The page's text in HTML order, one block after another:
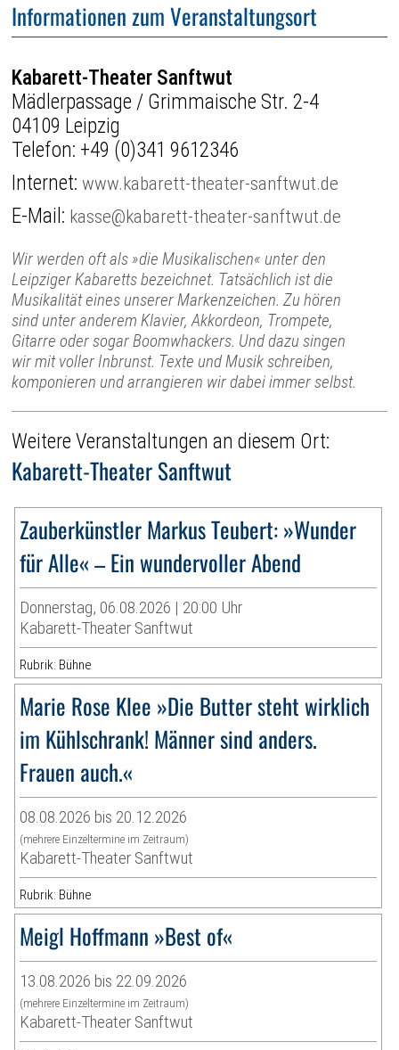
Informationen zum Veranstaltungsort
Kabarett-Theater Sanftwut
Mädlerpassage / Grimmaische Str. 2-4
04109 Leipzig
Telefon: +49 (0)341 9612346
Internet:www.kabarett-theater-sanftwut.de
E-Mail: kasse@kabarett-theater-sanftwut.de
Wir werden oft als »die Musikalischen« unter den
Leipziger Kabaretts bezeichnet. Tatsächlich ist die
Musikalität eines unserer Markenzeichen. Zu hören
sind unter anderem Klavier, Akkordeon, Trompete,
Gitarre oder sogar Boomwhackers. Und dazu singen
wir mit voller Inbrunst. Texte und Musik schreiben,
komponieren und arrangieren wir dabei immer selbst.
Weitere Veranstaltungen an diesem Ort:
Kabarett-Theater Sanftwut
Zauberkünstler Markus Teubert: »Wunder
für Alle« – Ein wundervoller Abend
Donnerstag, 06.08.2026 | 20:00 Uhr
Kabarett-Theater Sanftwut
Rubrik: Bühne
Marie Rose Klee »Die Butter steht wirklich
im Kühlschrank! Männer sind anders.
Frauen auch.«
08.08.2026 bis 20.12.2026
(mehrere Einzeltermine im Zeitraum)
Kabarett-Theater Sanftwut
Rubrik: Bühne
Meigl Hoffmann »Best of«
13.08.2026 bis 22.09.2026
(mehrere Einzeltermine im Zeitraum)
Kabarett-Theater Sanftwut